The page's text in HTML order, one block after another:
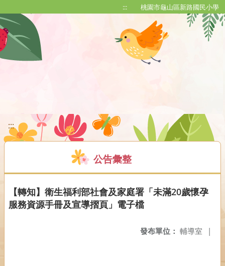
::: 桃園市龜山區新路國民小學
:::
公告彙整
【轉知】衛生福利部社會及家庭署「未滿20歲懷孕
服務資源手冊及宣導摺頁」電子檔
發布單位： 輔導室 |